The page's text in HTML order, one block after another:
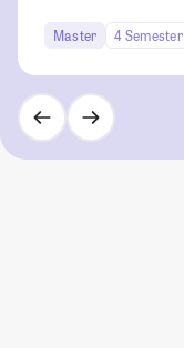
Master 4 Semester